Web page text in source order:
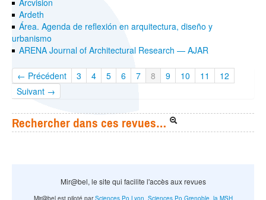
Arcvision
Ardeth
Área. Agenda de reflexión en arquitectura, diseño y
urbanismo
ARENA Journal of Architectural Research — AJAR
← Précédent 3 4 5 6 7 8 9 10 11
12
Suivant →
Rechercher dans ces revues…
Mir@bel, le site qui facilite l'accès aux revues
Mir@bel est piloté parSciences Po Lyon Sciences Po Grenoble, la MSH